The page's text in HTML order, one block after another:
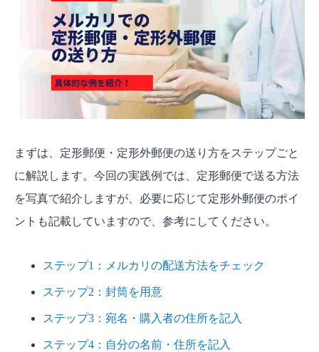
メルカリでの定形郵便・定形外郵便の送り方【郵
便局の窓口対応編】
ステップ1：梱包を済ませておく
ステップ2：郵便局の窓口に行く
ステップ3：必要に応じてオプションサービス
ステップ4：料金を支払う
メルカリ配送で定形郵便はどんなときに使う？
定形郵便とは｜サイズ・重さ・送料
定形郵便と定形外郵便の違い
るメリット・デメリット
定形郵便・・定形外郵便で準備するもの
定形郵便・定形外郵便の注意点
追跡番号がつかない
まずは、定形郵便・定形外郵便の送り方をステップごと
に解説します。今回の実践例では、定形郵便で送る方法
を写真で紹介しますが、必要に応じて定形外郵便のポイ
ントも記載していますので、参考にしてください。
ステップ1：メルカリの配送方法をチェック
ステップ2：封筒を用意
ステップ3：宛名・購入者の住所を記入
ステップ4：自分の名前・住所を記入